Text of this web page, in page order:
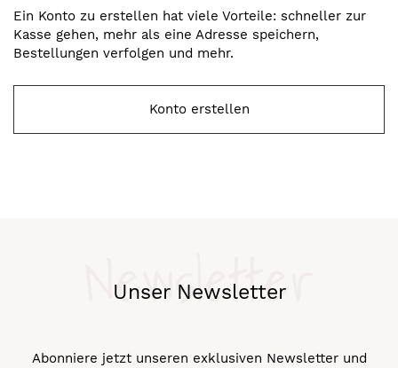
Ein Konto zu erstellen hat viele Vorteile: schneller zur
Kasse gehen, mehr als eine Adresse speichern,
Bestellungen verfolgen und mehr.
Konto erstellen
Unser Newsletter
Newsletter
Abonniere jetzt unseren exklusiven Newsletter und